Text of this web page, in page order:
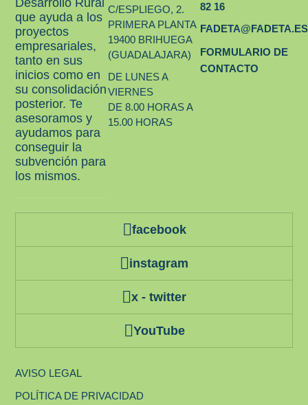
que ayuda a los
proyectos
empresariales,
tanto en sus
inicios como en
su consolidación
posterior. Te
asesoramos y
ayudamos para
conseguir la
subvención para
los mismos.
C/ESPLIEGO, 2.
PRIMERA PLANTA
19400 BRIHUEGA
(GUADALAJARA)
DE LUNES A
VIERNES
DE 8.00 HORAS A
15.00 HORAS
82 16
FADETA@FADETA.ES
FORMULARIO DE
CONTACTO
facebook
instagram
x - twitter
YouTube
AVISO LEGAL
POLÍTICA DE PRIVACIDAD